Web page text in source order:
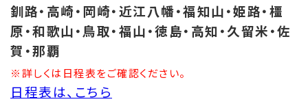
釧路・高崎・岡崎・近江八幡・福知山・姫路・橿
原・和歌山・鳥取・福山・徳島・高知・久留米・佐
賀・那覇
※詳しくは日程表をご確認ください。
日程表は、こちら